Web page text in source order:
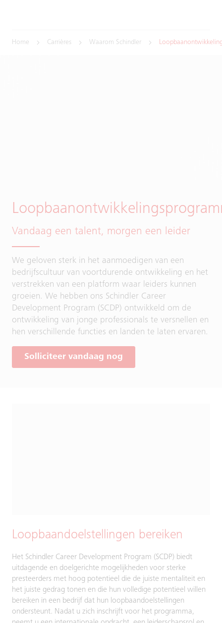
Home Carrières Waarom Schindler
Vandaag een talent, morgen een leider
We geloven sterk in het aanmoedigen van een
bedrijfscultuur van voortdurende ontwikkeling en het
verstrekken van een platform waar leiders kunnen
groeien. We hebben ons Schindler Career
Development Program (SCDP) ontwikkeld om de
ontwikkeling van jonge professionals te versnellen en
hen verschillende functies en landen te laten ervaren.
Solliciteer vandaag nog
Loopbaandoelstellingen bereiken
Het Schindler Career Development Program (SCDP) biedt
uitdagende en doelgerichte mogelijkheden voor sterke
presteerders met hoog potentieel die de juiste mentaliteit en
het juiste gedrag tonen en die hun volledige potentieel willen
bereiken in een bedrijf dat hun loopbaandoelstellingen
ondersteunt. Nadat u zich inschrijft voor het programma,